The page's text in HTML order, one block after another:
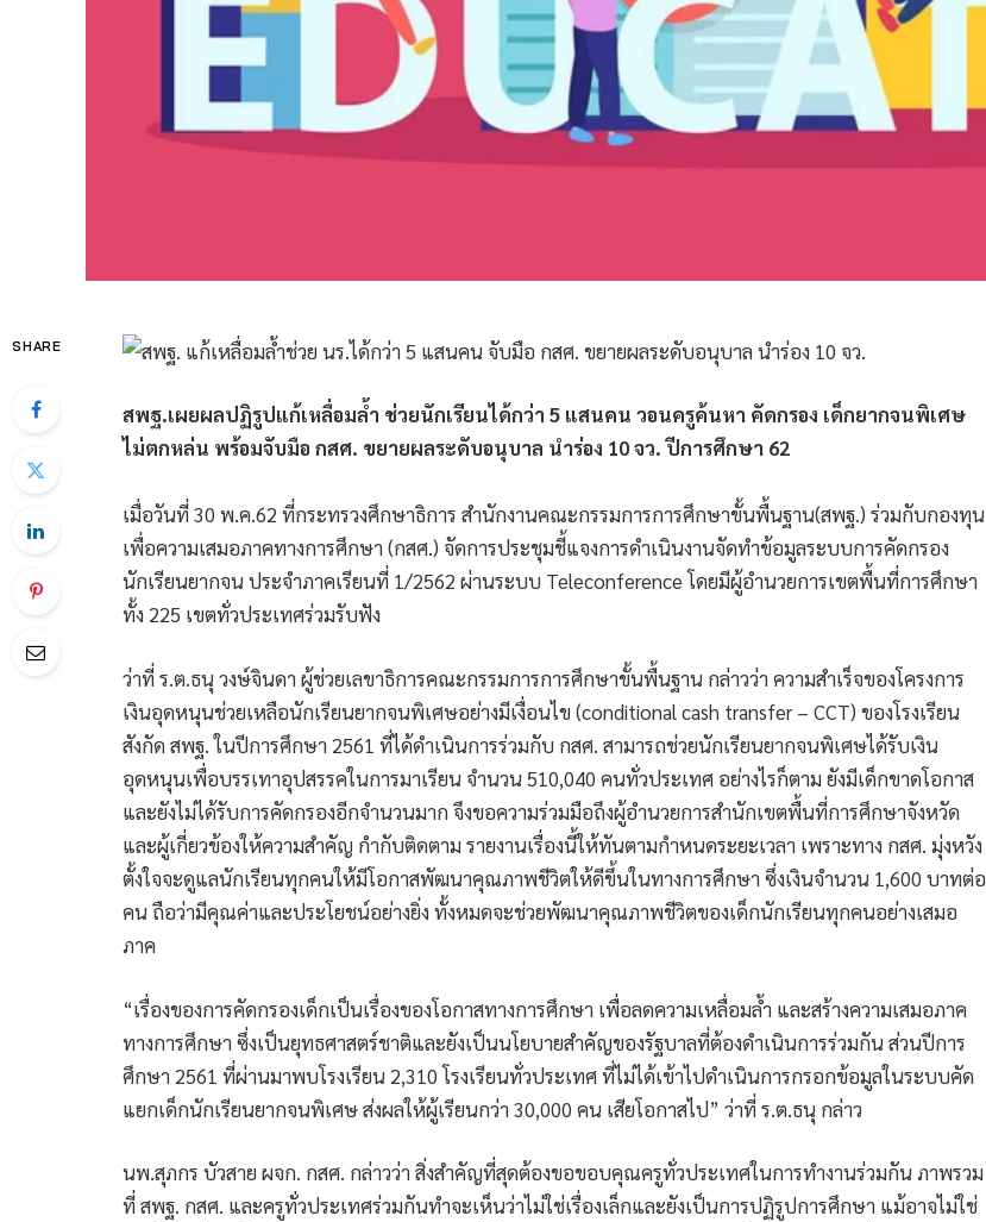
SHARE
สพฐ.เผยผลปฏิรูปแก้เหลื่อมล้ำ ช่วยนักเรียนได้กว่า 5 แสนคน วอนครูค้นหา คัดกรอง เด็กยากจนพิเศษ
ไม่ตกหล่น พร้อมจับมือ กสศ. ขยายผลระดับอนุบาล นำร่อง 10 จว. ปีการศึกษา 62
เมื่อวันที่ 30 พ.ค.62 ที่กระทรวงศึกษาธิการ สำนักงานคณะกรรมการการศึกษาขั้นพื้นฐาน(สพฐ.) ร่วมกับกองทุน
เพื่อความเสมอภาคทางการศึกษา (กสศ.) จัดการประชุมชี้แจงการดำเนินงานจัดทำข้อมูลระบบการคัดกรอง
นักเรียนยากจน ประจำภาคเรียนที่ 1/2562 ผ่านระบบ Teleconference โดยมีผู้อำนวยการเขตพื้นที่การศึกษา
ทั้ง 225 เขตทั่วประเทศร่วมรับฟัง
ว่าที่ ร.ต.ธนุ วงษ์จินดา ผู้ช่วยเลขาธิการคณะกรรมการการศึกษาขั้นพื้นฐาน กล่าวว่า ความสำเร็จของโครงการ
เงินอุดหนุนช่วยเหลือนักเรียนยากจนพิเศษอย่างมีเงื่อนไข (conditional cash transfer – CCT) ของโรงเรียน
สังกัด สพฐ. ในปีการศึกษา 2561 ที่ได้ดำเนินการร่วมกับ กสศ. สามารถช่วยนักเรียนยากจนพิเศษได้รับเงิน
อุดหนุนเพื่อบรรเทาอุปสรรคในการมาเรียน จำนวน 510,040 คนทั่วประเทศ อย่างไรก็ตาม ยังมีเด็กขาดโอกาส
และยังไม่ได้รับการคัดกรองอีกจำนวนมาก จึงขอความร่วมมือถึงผู้อำนวยการสำนักเขตพื้นที่การศึกษาจังหวัด
และผู้เกี่ยวข้องให้ความสำคัญ กำกับติดตาม รายงานเรื่องนี้ให้ทันตามกำหนดระยะเวลา เพราะทาง กสศ. มุ่งหวัง
ตั้งใจจะดูแลนักเรียนทุกคนให้มีโอกาสพัฒนาคุณภาพชีวิตให้ดีขึ้นในทางการศึกษา ซึ่งเงินจำนวน 1,600 บาทต่อ
คน ถือว่ามีคุณค่าและประโยชน์อย่างยิ่ง ทั้งหมดจะช่วยพัฒนาคุณภาพชีวิตของเด็กนักเรียนทุกคนอย่างเสมอ
ภาค
“เรื่องของการคัดกรองเด็กเป็นเรื่องของโอกาสทางการศึกษา เพื่อลดความเหลื่อมล้ำ และสร้างความเสมอภาค
ทางการศึกษา ซึ่งเป็นยุทธศาสตร์ชาติและยังเป็นนโยบายสำคัญของรัฐบาลที่ต้องดำเนินการร่วมกัน ส่วนปีการ
ศึกษา 2561 ที่ผ่านมาพบโรงเรียน 2,310 โรงเรียนทั่วประเทศ ที่ไม่ได้เข้าไปดำเนินการกรอกข้อมูลในระบบคัด
แยกเด็กนักเรียนยากจนพิเศษ ส่งผลให้ผู้เรียนกว่า 30,000 คน เสียโอกาสไป” ว่าที่ ร.ต.ธนุ กล่าว
นพ.สุภกร บัวสาย ผจก. กสศ. กล่าวว่า สิ่งสำคัญที่สุดต้องขอขอบคุณครูทั่วประเทศในการทำงานร่วมกัน ภาพรวม
ที่ สพฐ. กสศ. และครูทั่วประเทศร่วมกันทำจะเห็นว่าไม่ใช่เรื่องเล็กและยังเป็นการปฏิรูปการศึกษา แม้อาจไม่ใช่